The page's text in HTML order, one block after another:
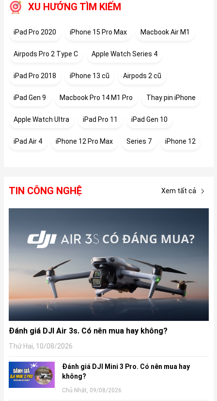
XU HƯỚNG TÌM KIẾM
iPad Pro 2020 iPhone 15 Pro Max Macbook Air M1
Airpods Pro 2 Type C Apple Watch Series 4
iPad Pro 2018 iPhone 13 cũ Airpods 2 cũ
iPad Gen 9 Macbook Pro 14 M1 Pro Thay pin iPhone
Apple Watch Ultra iPad Pro 11 iPad Gen 10
iPad Air 4 iPhone 12 Pro Max Series 7 iPhone 12
TIN CÔNG NGHỆ Xem tất cả
Đánh giá DJI Air 3s. Có nên mua hay không?
Thứ Hai, 10/08/2026
Đánh giá DJI Mini 3 Pro. Có nên mua hay
không?
Chủ Nhật, 09/08/2026